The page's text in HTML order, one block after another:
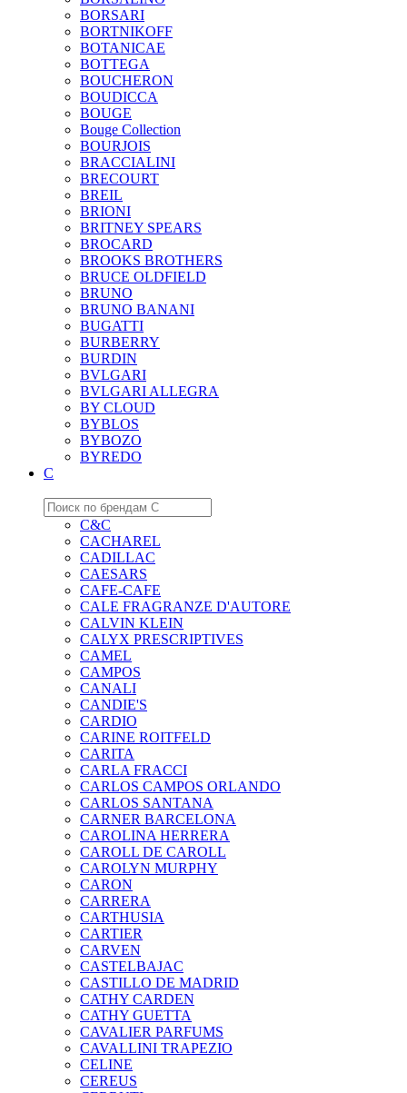
BORSARI
BORTNIKOFF
BOTANICAE
BOTTEGA
BOUCHERON
BOUDICCA
BOUGE
Bouge Collection
BOURJOIS
BRACCIALINI
BRECOURT
BREIL
BRIONI
BRITNEY SPEARS
BROCARD
BROOKS BROTHERS
BRUCE OLDFIELD
BRUNO
BRUNO BANANI
BUGATTI
BURBERRY
BURDIN
BVLGARI
BVLGARI ALLEGRA
BY CLOUD
BYBLOS
BYBOZO
BYREDO
C
C&C
CACHAREL
CADILLAC
CAESARS
CAFE-CAFE
CALE FRAGRANZE D'AUTORE
CALVIN KLEIN
CALYX PRESCRIPTIVES
CAMEL
CAMPOS
CANALI
CANDIE'S
CARDIO
CARINE ROITFELD
CARITA
CARLA FRACCI
CARLOS CAMPOS ORLANDO
CARLOS SANTANA
CARNER BARCELONA
CAROLINA HERRERA
CAROLL DE CAROLL
CAROLYN MURPHY
CARON
CARRERA
CARTHUSIA
CARTIER
CARVEN
CASTELBAJAC
CASTILLO DE MADRID
CATHY CARDEN
CATHY GUETTA
CAVALIER PARFUMS
CAVALLINI TRAPEZIO
CELINE
CEREUS